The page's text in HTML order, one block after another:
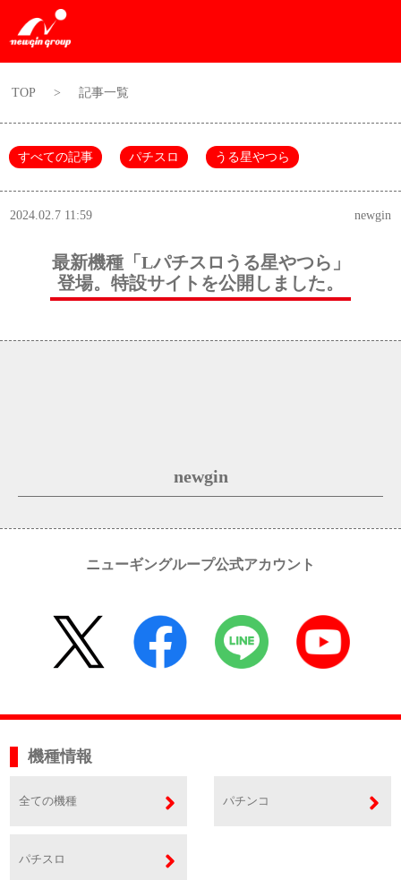
TOP > 記事一覧
すべての記事 パチスロ うる星やつら
2024.02.7 11:59 newgin
最新機種「Lパチスロうる星やつら」
登場。特設サイトを公開しました。
newgin
ニューギングループ公式アカウント
機種情報
全ての機種 パチンコ
パチスロ